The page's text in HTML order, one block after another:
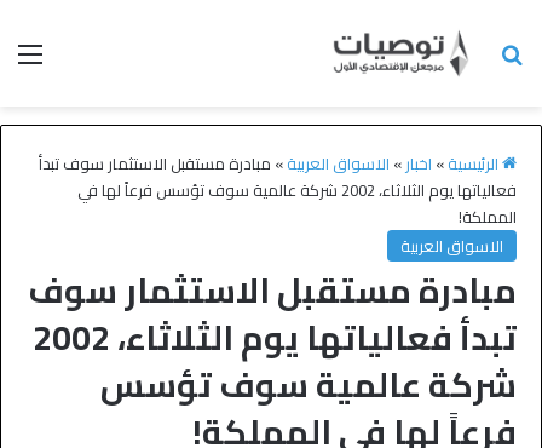
الرئيسية» اخبار» الاسواق العربية» مبادرة مستقبل الاستثمار سوف تبدأ
فعالياتها يوم الثلاثاء، 2002 شركة عالمية سوف تؤسس فرعاً لها في
المملكة!
الاسواق العربية
مبادرة مستقبل الاستثمار سوف
تبدأ فعالياتها يوم الثلاثاء، 2002
شركة عالمية سوف تؤسس
فرعاً لها في المملكة!